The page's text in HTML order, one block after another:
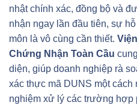
nhật chính xác, đồng bộ và
nhận ngay lần đầu tiên, sự
môn là vô cùng cần thiết.
Chứng Nhận Toàn Cầu
diện, giúp doanh nghiệp rà
xác thực mã DUNS một cách
nghiệm xử lý các trường hợp